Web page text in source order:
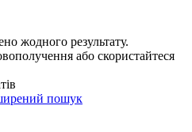
жодного результату.
або скористайтеся
пошук